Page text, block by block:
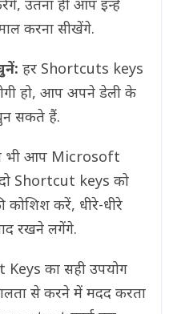
उतना ही आप इन्हें
करना सीखेंगे.
हर Shortcuts keys
हो, आप अपने डेली के
सकते हैं.
भी आप Microsoft
Shortcut keys को
कोशिश करें, धीरे-धीरे
रखने लगेंगे.
का सही उपयोग
से करने में मदद करता